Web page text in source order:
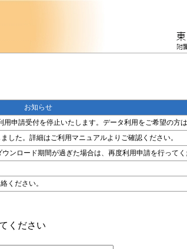
お知らせ
請受付を停止いたします。データ利用をご希望の方
た。詳細はご利用マニュアルよりご確認ください。
ロード期間が過ぎた場合は、再度利用申請を行ってく
ください。
ください